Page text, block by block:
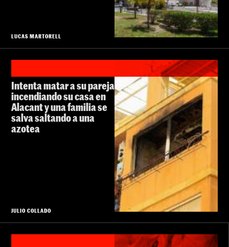
LUCAS MARTORELL
Intenta matar a su pareja
incendiando su casa en
Alacant y una familia se
salva saltando a una
azotea
JULIO COLLADO